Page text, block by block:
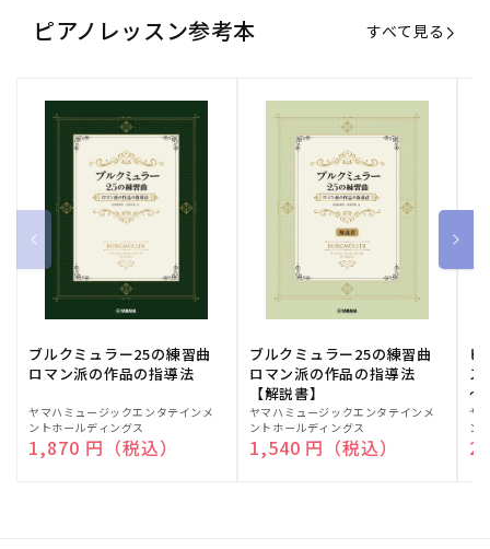
ピアノレッスン参考本 すべて見る
ブルクミュラー25の練習曲
ロマン派の作品の指導法
販
売
元:
ヤマハミュージックエンタテインメ
ントホールディングス
通常価格
1,870 円（税込）
ブルクミュラー25の練習曲
ロマン派の作品の指導法
【解説書】
販
売
元:
ヤマハミュージックエンタテインメ
ントホールディングス
通常価格
1,540 円（税込）
ピ
ス
～
販
売
元:
ヤ
ン